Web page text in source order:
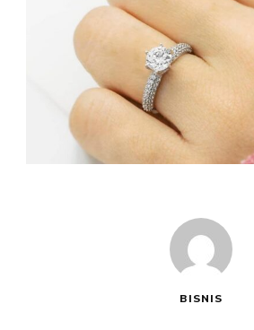
BISNIS